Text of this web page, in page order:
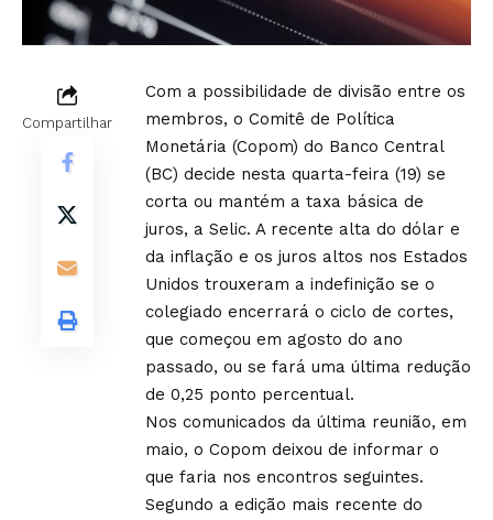
Compartilhar
Com a possibilidade de divisão entre os
membros, o Comitê de Política
Monetária (Copom) do Banco Central
(BC) decide nesta quarta-feira (19) se
corta ou mantém a taxa básica de
juros, a Selic. A recente alta do dólar e
da inflação e os juros altos nos Estados
Unidos trouxeram a indefinição se o
colegiado encerrará o ciclo de cortes,
que começou em agosto do ano
passado, ou se fará uma última redução
de 0,25 ponto percentual.
Nos comunicados da última reunião, em
maio, o Copom deixou de informar o
que faria nos encontros seguintes.
Segundo a edição mais recente do